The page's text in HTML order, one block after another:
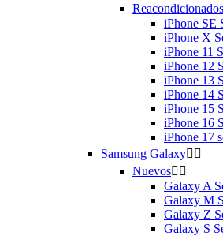
Reacondicionados
iPhone SE
iPhone X
iPhone 11
iPhone 12
iPhone 13
iPhone 14
iPhone 15
iPhone 16
iPhone 17
Samsung Galaxy 
Nuevos 
Galaxy A
Galaxy M
Galaxy Z
Galaxy S